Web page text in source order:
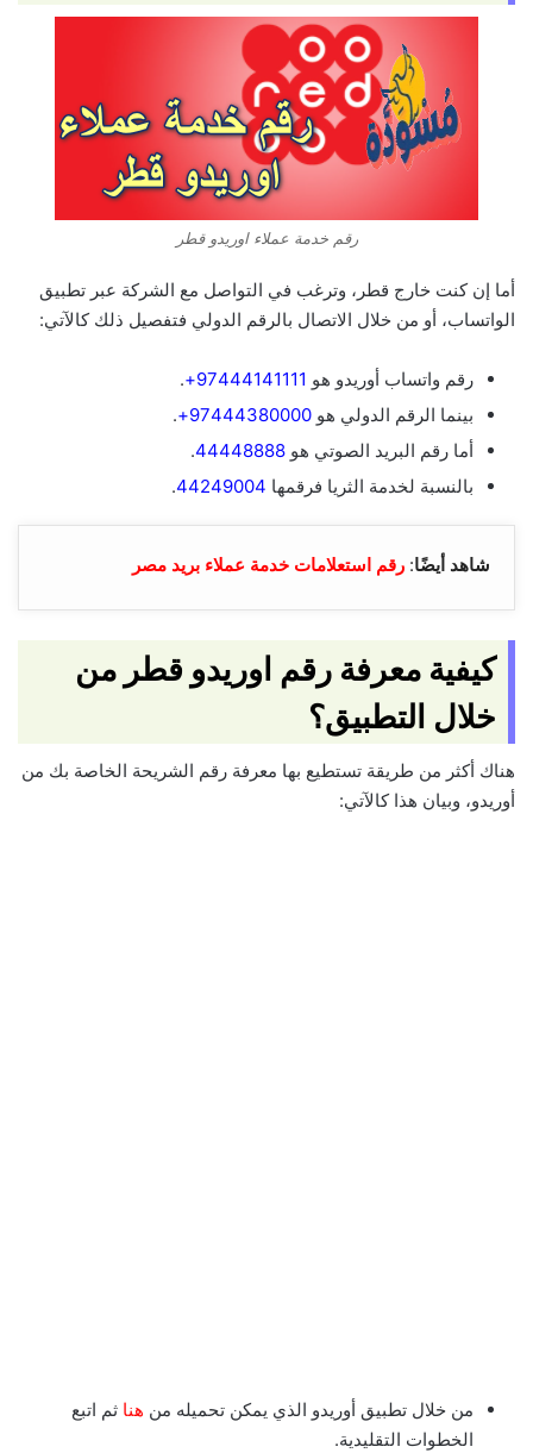
رقم خدمة عملاء اوريدو قطر
أما إن كنت خارج قطر، وترغب في التواصل مع الشركة عبر تطبيق
الواتساب، أو من خلال الاتصال بالرقم الدولي فتفصيل ذلك كالآتي:
رقم واتساب أوريدو هو 97444141111+
.
بينما الرقم الدولي هو 97444380000+
.
أما رقم البريد الصوتي هو 44448888
.
بالنسبة لخدمة الثريا فرقمها 44249004
.
شاهد أيضًا: رقم استعلامات خدمة عملاء بريد مصر
كيفية معرفة رقم اوريدو قطر من
خلال التطبيق؟
هناك أكثر من طريقة تستطيع بها معرفة رقم الشريحة الخاصة بك من
أوريدو، وبيان هذا كالآتي:
من خلال تطبيق أوريدو الذي يمكن تحميله من هنا ثم اتبع
الخطوات التقليدية.